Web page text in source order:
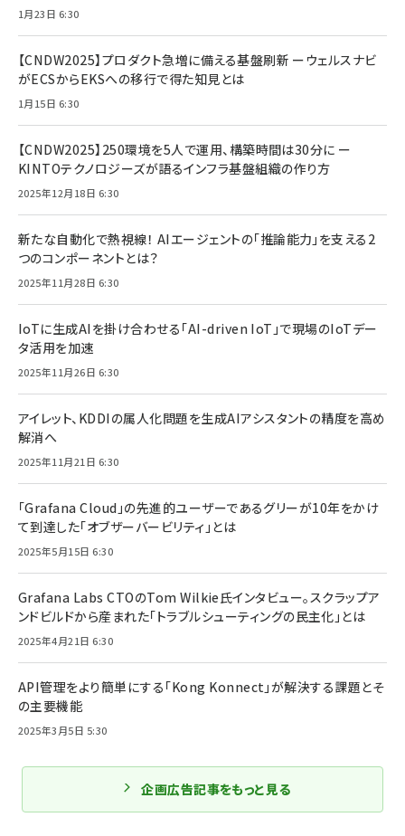
1月23日 6:30
【CNDW2025】プロダクト急増に備える基盤刷新 ーウェルスナビ
がECSからEKSへの移行で得た知見とは
1月15日 6:30
【CNDW2025】250環境を5人で運用、構築時間は30分に ー
KINTOテクノロジーズが語るインフラ基盤組織の作り方
2025年12月18日 6:30
新たな自動化で熱視線！ AIエージェントの「推論能力」を支える2
つのコンポーネントとは？
2025年11月28日 6:30
IoTに生成AIを掛け合わせる「AI-driven IoT」で現場のIoTデー
タ活用を加速
2025年11月26日 6:30
アイレット、KDDIの属人化問題を生成AIアシスタントの精度を高め
解消へ
2025年11月21日 6:30
「Grafana Cloud」の先進的ユーザーであるグリーが10年をかけ
て到達した「オブザーバービリティ」とは
2025年5月15日 6:30
Grafana Labs CTOのTom Wilkie氏インタビュー。スクラップア
ンドビルドから産まれた「トラブルシューティングの民主化」とは
2025年4月21日 6:30
API管理をより簡単にする「Kong Konnect」が解決する課題とそ
の主要機能
2025年3月5日 5:30
企画広告記事をもっと見る